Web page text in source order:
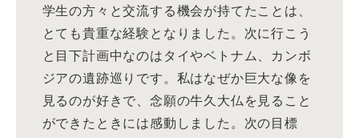
学生の方々と交流する機会が持てたことは、
とても貴重な経験となりました。次に行こう
と目下計画中なのはタイやベトナム、カンボ
ジアの遺跡巡りです。私はなぜか巨大な像を
見るのが好きで、念願の牛久大仏を見ること
ができたときには感動しました。次の目標